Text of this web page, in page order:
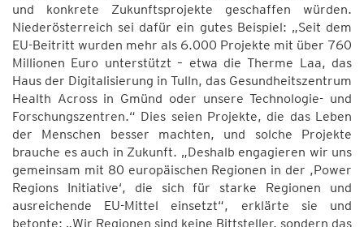
und konkrete Zukunftsprojekte geschaffen würden.
Niederösterreich sei dafür ein gutes Beispiel: „Seit dem
EU-Beitritt wurden mehr als 6.000 Projekte mit über 760
Millionen Euro unterstützt – etwa die Therme Laa, das
Haus der Digitalisierung in Tulln, das Gesundheitszentrum
Health Across in Gmünd oder unsere Technologie- und
Forschungszentren.“ Dies seien Projekte, die das Leben
der Menschen besser machten, und solche Projekte
brauche es auch in Zukunft. „Deshalb engagieren wir uns
gemeinsam mit 80 europäischen Regionen in der ,Power
Regions Initiative‘, die sich für starke Regionen und
ausreichende EU-Mittel einsetzt“, erklärte sie und
betonte: „Wir Regionen sind keine Bittsteller, sondern das